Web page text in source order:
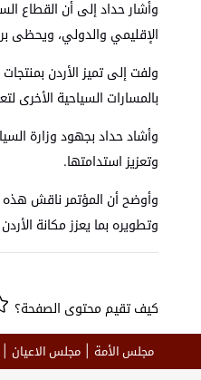
وأشار حداد إلى أن القطاع
الإقليمي والدولي، ويحظى
ولفت إلى تميز الأردن
بالمسارات السياحية الأخرى
وأشاد حداد بجهود وزارة
وتعزيز استدامتها.
وأوضح أن المؤتمر ناقش هذه
وتطويره بما يعزز مكانة
كيف تقيم محتوى الصفحة؟
مجلس الأمة مجلس الاعيان